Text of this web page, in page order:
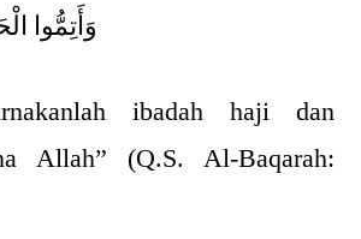
وَأَتِمُّوا
ibadah haji dan
Allah” (Q.S. Al-Baqarah: